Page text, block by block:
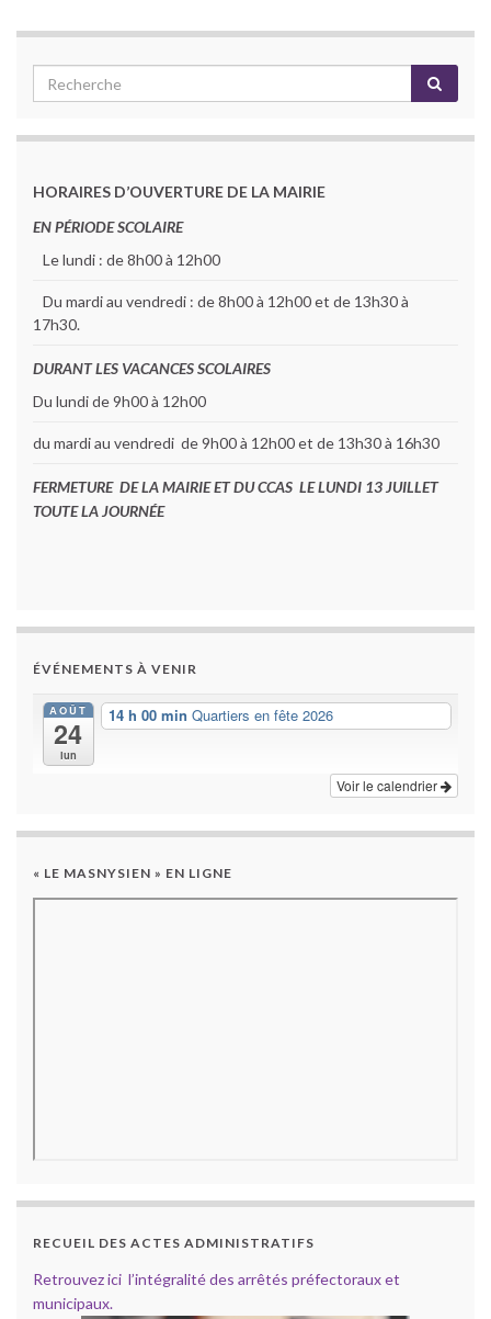
HORAIRES D’OUVERTURE DE LA MAIRIE
EN PÉRIODE SCOLAIRE
Le lundi : de 8h00 à 12h00
Du mardi au vendredi : de 8h00 à 12h00 et de 13h30 à
17h30.
DURANT LES VACANCES SCOLAIRES
Du lundi de 9h00 à 12h00
du mardi au vendredi de 9h00 à 12h00 et de 13h30 à 16h30
FERMETURE DE LA MAIRIE ET DU CCAS LE LUNDI 13 JUILLET
TOUTE LA JOURNÉE
ÉVÉNEMENTS À VENIR
AOÛT
24
lun
14 h 00 min Quartiers en fête 2026
Voir le calendrier
« LE MASNYSIEN » EN LIGNE
RECUEIL DES ACTES ADMINISTRATIFS
Retrouvez ici l’intégralité des arrêtés préfectoraux et
municipaux.